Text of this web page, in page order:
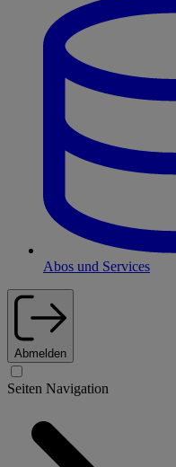
Abos und Services
Abmelden
Seiten Navigation